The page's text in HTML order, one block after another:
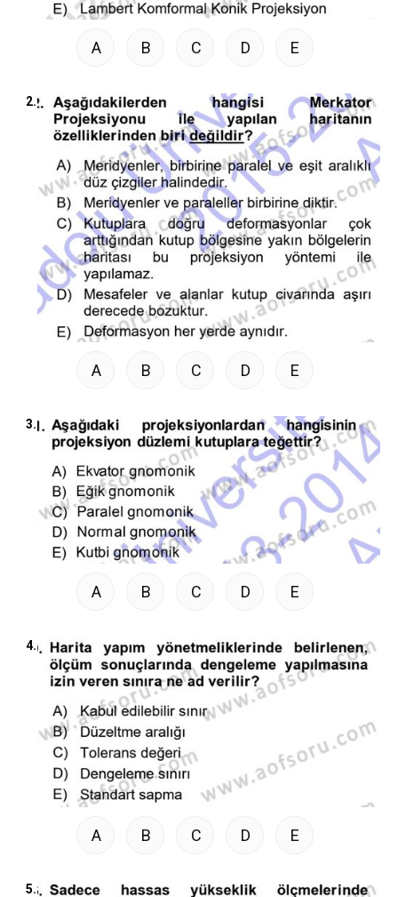
A B C D E
2.
A B C D E
3.
A B C D E
4.
A B C D E
5.